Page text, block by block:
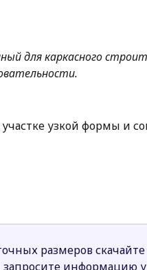
для каркасного
узкой формы и
со стороны кухни
ваших вечеров.
размеров
информацию